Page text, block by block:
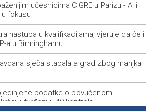
učesnicima CIGRE u Parizu - AI i
fokusu
nastupa u kvalifikacijama, vjeruje da će i
a u Birminghamu
sječa stabala a grad zbog manjka
podatke o povučenom i
utvrđeni u 40 kontrola